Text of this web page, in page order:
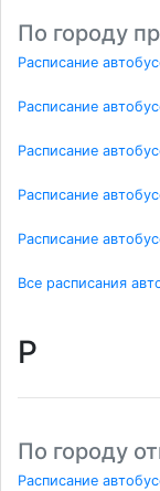
По городу
Расписание
Расписание
Расписание
Расписание
Расписание
Все расписания
P
По городу
Расписание